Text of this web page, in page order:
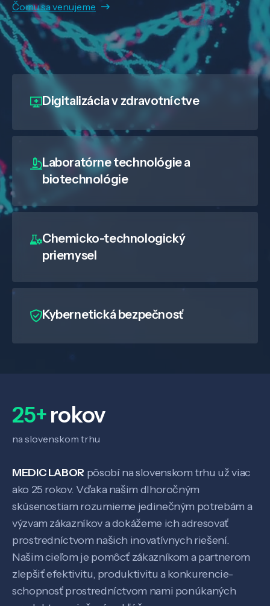
Čomu sa venujeme
Digitalizáciav zdravotníctve
Laboratórne technológie a
biotechnológie
Chemicko-technologický
priemysel
Kybernetická bezpečnosť
25+rokov
na slovenskom trhu
MEDIC LABOR pôsobí na slovenskom trhu už viac
ako 25 rokov. Vďaka našim dlhoročným
skúsenostiam rozumieme jedinečným potrebám a
výzvam zákazníkov a dokážeme ich adresovať
prostredníctvom našich inovatívnych riešení.
Našim cieľom je pomôcť zákazníkom a partnerom
zlepšiť efektivitu, produktivitu a konkurencie-
schopnosť prostredníctvom nami ponúkaných